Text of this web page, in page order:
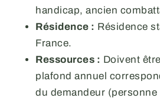
handicap, ancien
Résidence : Résidence
France.
Ressources : Doivent
plafond annuel
du demandeur